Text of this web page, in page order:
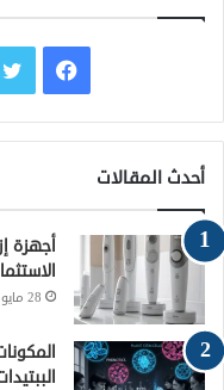
ي
ب
و
ك
أحدث المقالات
أجهزة
28 مايو، 2025